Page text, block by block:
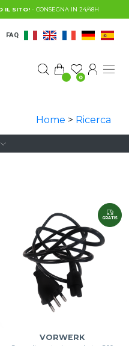
IL SITO! - CONSEGNA IN 24/48H
FAQ
0
Home > Ricerca
GRATIS
VORWERK